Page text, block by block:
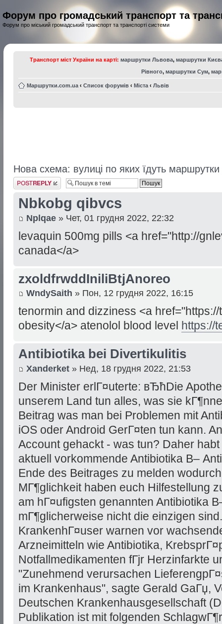
Форум про громадський транспорт та
Форум про міський громадський транспорт та транспорті системи
Транспорт міст України на карті: маршрутки Львова, маршрутки
Рівного, маршрутки Сум,
Маршрутки.com.ua ‹ Список форумів ‹ Міста ‹ Львів
Нова схема: вулиці по яких їдуть маршрутки
Відповісти
Nbkobg qibvcs
Nplqae » Чет, 01 грудня 2022, 22:32
levaquin 500mg pills <a href="http://
canada</a>
zxoldfrwddIniliBtjAnoreo
WndySaith » Пон, 12 грудня 2022, 16:15
tenormin and dizziness <a
obesity</a> atenolol blood level https://
Antibiotika bei Divertikulitis
Xanderket » Нед, 18 грудня 2022, 21:53
Der Minister erlГ¤uterte: вЂћDie
unserem Land tun alles, was sie
Beitrag was man bei Problemen mit
iOS oder Android GerГ¤ten tun kann.
Account gehackt - was tun? Daher
aktuell vorkommende Antibiotika В–
Ende des Beitrages zu melden
MГ¶glichkeit haben euch Hilfestellung
am hГ¤ufigsten genannten Antibiotika
mГ¶glicherweise nicht die einzigen
KrankenhГ¤user warnen vor
Arzneimitteln wie Antibiotika,
Notfallmedikamenten fГјr Herzinfarkte
"Zunehmend verursachen
im Krankenhaus", sagte Gerald GaГџ,
Deutschen Krankenhausgesellschaft
Publikation ist mit folgenden